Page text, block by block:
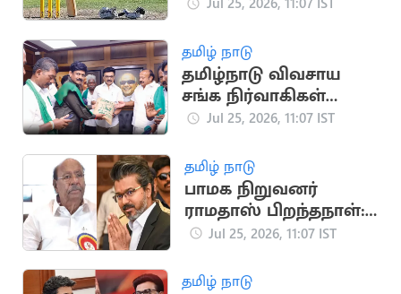
தமிழ் நாடு
தமிழ்நாடு விவசாய
சங்க நிர்வாகிகள்
மு.க.ஸ்டாலினுடன்
Jul 25, 2026, 11:07 IST
தமிழ் நாடு
பாமக நிறுவனர்
ராமதாஸ் பிறந்தநாள்:
முதல்வர் விஜய்
Jul 25, 2026, 11:07 IST
தமிழ் நாடு